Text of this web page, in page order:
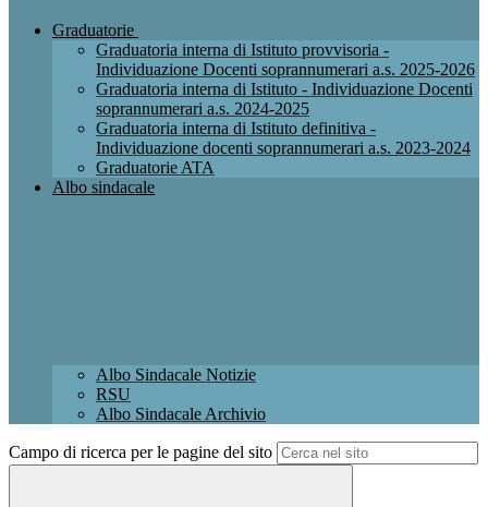
Graduatorie
Graduatoria interna di Istituto provvisoria -
Individuazione Docenti soprannumerari a.s. 2025-2026
Graduatoria interna di Istituto - Individuazione Docenti
soprannumerari a.s. 2024-2025
Graduatoria interna di Istituto definitiva -
Individuazione docenti soprannumerari a.s. 2023-2024
Graduatorie ATA
Albo sindacale
Albo Sindacale Notizie
RSU
Albo Sindacale Archivio
Campo di ricerca per le pagine del sito